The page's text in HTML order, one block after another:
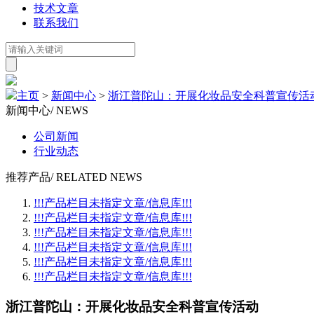
技术文章
联系我们
主页 > 新闻中心 > 浙江普陀山：开展化妆品安全科普宣传活
新闻中心/ NEWS
公司新闻
行业动态
推荐产品/ RELATED NEWS
!!!产品栏目未指定文章/信息库!!!
!!!产品栏目未指定文章/信息库!!!
!!!产品栏目未指定文章/信息库!!!
!!!产品栏目未指定文章/信息库!!!
!!!产品栏目未指定文章/信息库!!!
!!!产品栏目未指定文章/信息库!!!
浙江普陀山：开展化妆品安全科普宣传活动